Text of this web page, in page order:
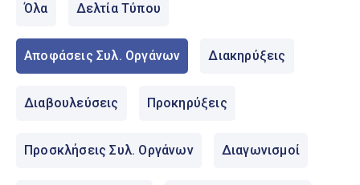
Μητρώο
Ελληνικά
Όλα Δελτία Τύπου
Αποφάσεις Συλ. Οργάνων Διακηρύξεις
Διαβουλεύσεις Προκηρύξεις
Προσκλήσεις Συλ. Οργάνων Διαγωνισμοί